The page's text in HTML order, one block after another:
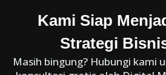
Kami Siap
Strategi
Masih bingung? Hubungi kami